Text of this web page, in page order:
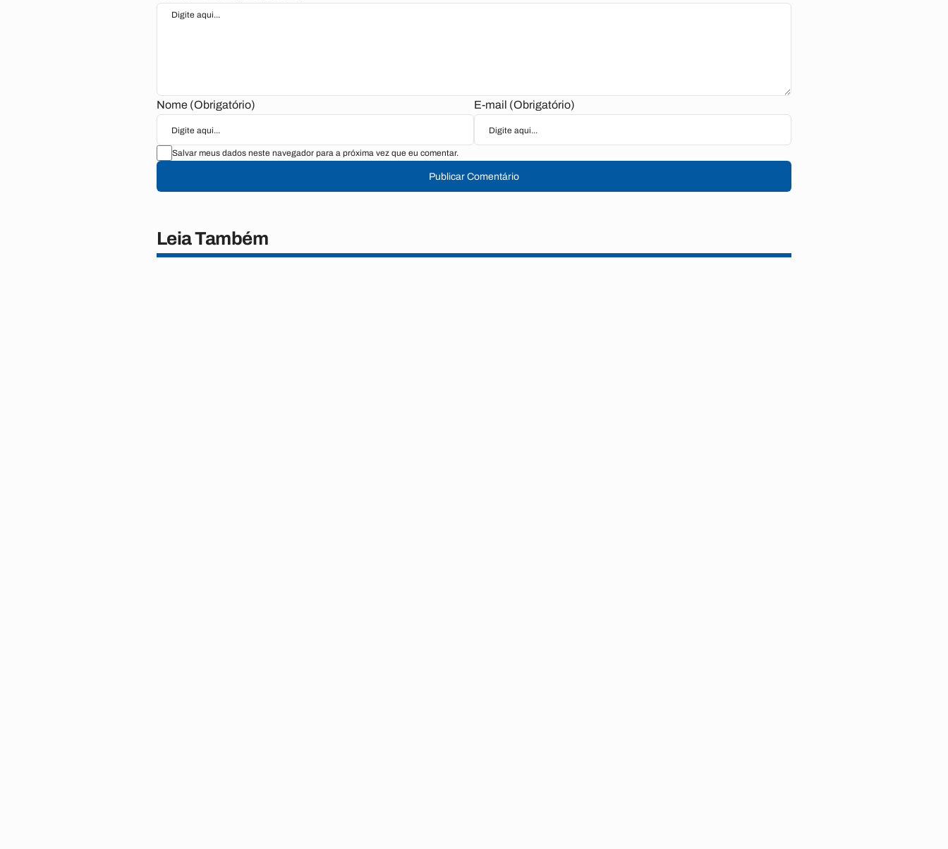
Nome (Obrigatório) E-mail (Obrigatório)
Salvar meus dados neste navegador para a próxima vez que eu comentar.
Publicar Comentário
Leia Também